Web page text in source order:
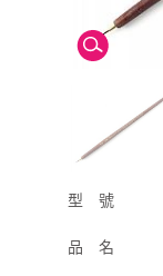
型 號
品 名